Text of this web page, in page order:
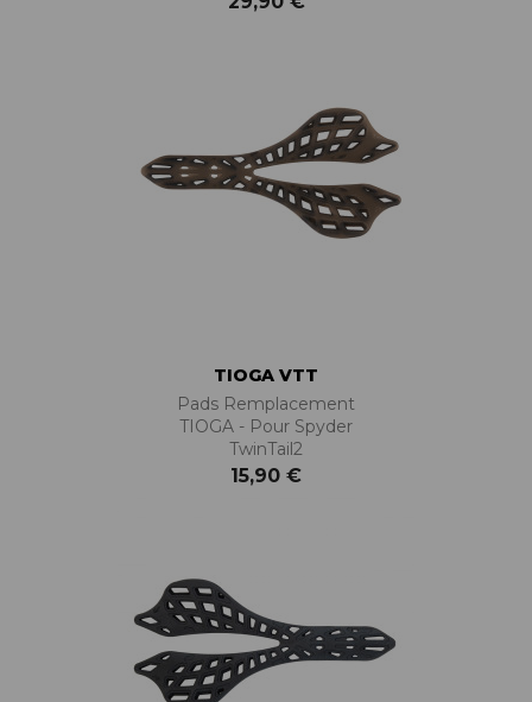
TIOGA VTT
Pads Remplacement
TIOGA - Pour Spyder
TwinTail2
15,90 €